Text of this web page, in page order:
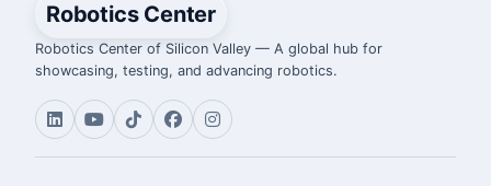
Robotics Center
Robotics Center of Silicon Valley — A global hub for
showcasing, testing, and advancing robotics.